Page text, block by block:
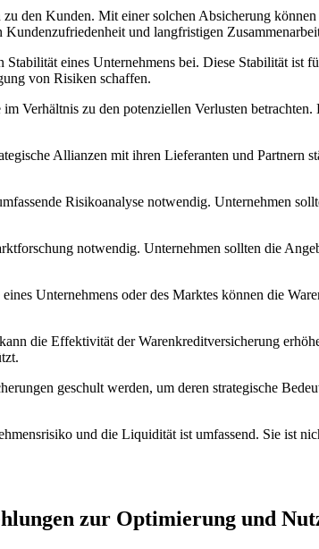
den Kunden. Mit einer ‌solchen ⁤Absicherung
und langfristigen
eines ⁣Unternehmens bei. Diese Stabilität ist
von Risiken schaffen.
Verhältnis zu den potenziellen Verlusten
Allianzen⁣ mit ihren Lieferanten und⁤ Partnern
Risikoanalyse notwendig. Unternehmen
notwendig. Unternehmen sollten die
Unternehmens oder des Marktes können die
die Effektivität der Warenkreditversicherung
geschult werden, um deren strategische
und die Liquidität⁤ ist ‍umfassend. Sie ist
zur Optimierung und